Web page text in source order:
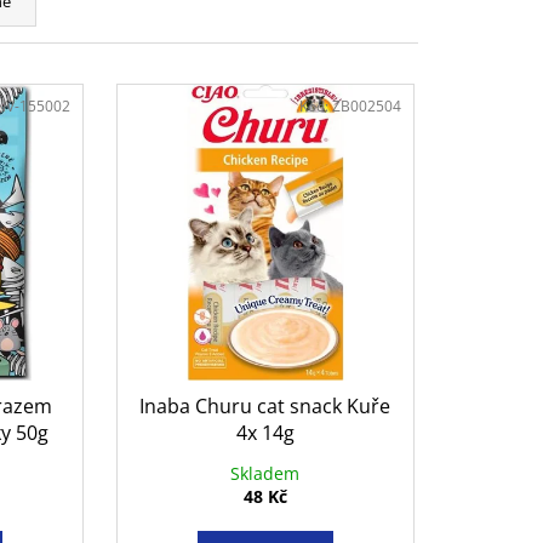
50g
155002
Inaba Churu cat snack Kuře
4x 14g
Skladem
48 Kč
Kód:ZB002504